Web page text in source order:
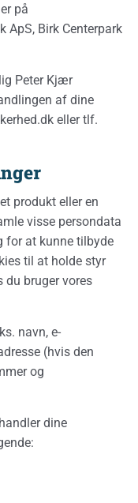
på
ApS, Birk Centerpark
Peter Kjær
af dine
eller tlf.
produkt eller en
visse persondata
for at kunne tilbyde
til at holde styr
du bruger vores
navn, e-
(hvis den
og
dine